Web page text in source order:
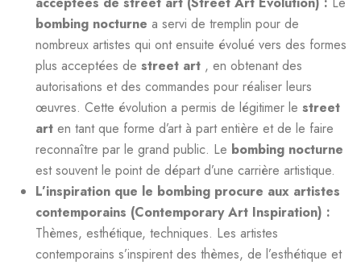
bombing nocturne a servi de tremplin pour de
nombreux artistes qui ont ensuite évolué vers des formes
plus acceptées de street art , en obtenant des
autorisations et des commandes pour réaliser leurs
œuvres. Cette évolution a permis de légitimer le street
art en tant que forme d’art à part entière et de le faire
reconnaître par le grand public. Le bombing nocturne
est souvent le point de départ d’une carrière artistique.
L’inspiration que le bombing procure aux artistes
contemporains (Contemporary Art Inspiration) :
Thèmes, esthétique, techniques. Les artistes
contemporains s’inspirent des thèmes, de l’esthétique et